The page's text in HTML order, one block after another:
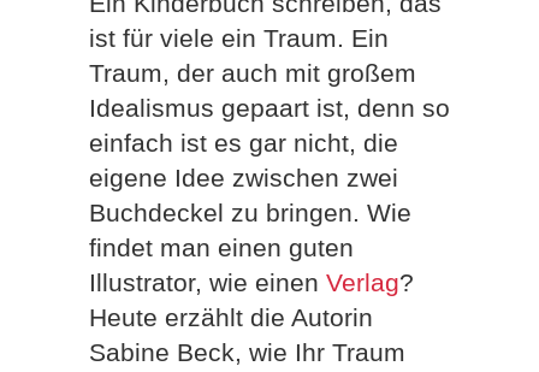
ist für viele ein Traum. Ein
Traum, der auch mit großem
Idealismus gepaart ist, denn so
einfach ist es gar nicht, die
eigene Idee zwischen zwei
Buchdeckel zu bringen. Wie
findet man einen guten
Illustrator, wie einen Verlag?
Heute erzählt die Autorin
Sabine Beck, wie Ihr Traum